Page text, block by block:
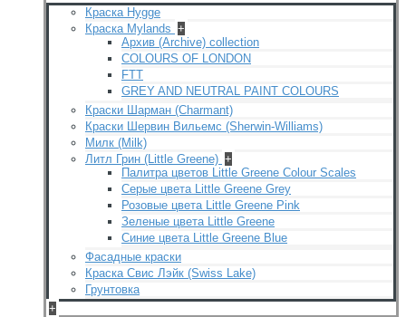
Краска Hygge
Краска Mylands +
Архив (Archive) collection
COLOURS OF LONDON
FTT
GREY AND NEUTRAL PAINT COLOURS
Краски Шарман (Charmant)
Краски Шервин Вильемс (Sherwin-Williams)
Милк (Milk)
Литл Грин (Little Greene) +
Палитра цветов Little Greene Colour Scales
Серые цвета Little Greene Grey
Розовые цвета Little Greene Pink
Зеленые цвета Little Greene
Синие цвета Little Greene Blue
Фасадные краски
Краска Свис Лэйк (Swiss Lake)
Грунтовка
+